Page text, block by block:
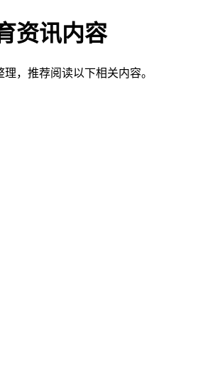
资讯内容
，推荐阅读以下相关内容。